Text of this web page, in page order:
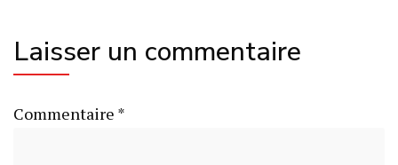
Laisser un commentaire
Commentaire *